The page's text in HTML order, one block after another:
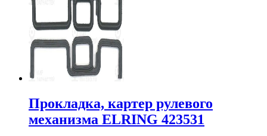
Прокладка, картер рулевого
механизма ELRING 423531